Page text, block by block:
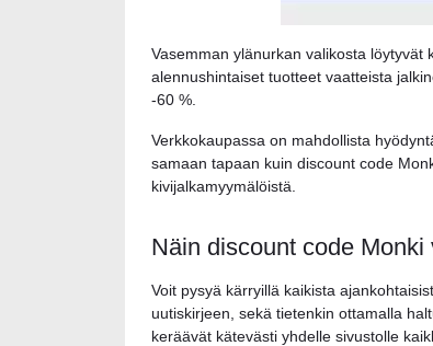
Vasemman ylänurkan valikosta löytyvät
alennushintaiset tuotteet vaatteista
-60 %.
Verkkokaupassa on mahdollista
samaan tapaan kuin discount code
kivijalkamyymälöistä.
Näin discount code
Voit pysyä kärryillä kaikista
uutiskirjeen, sekä tietenkin ottamalla
keräävät kätevästi yhdelle sivustolle